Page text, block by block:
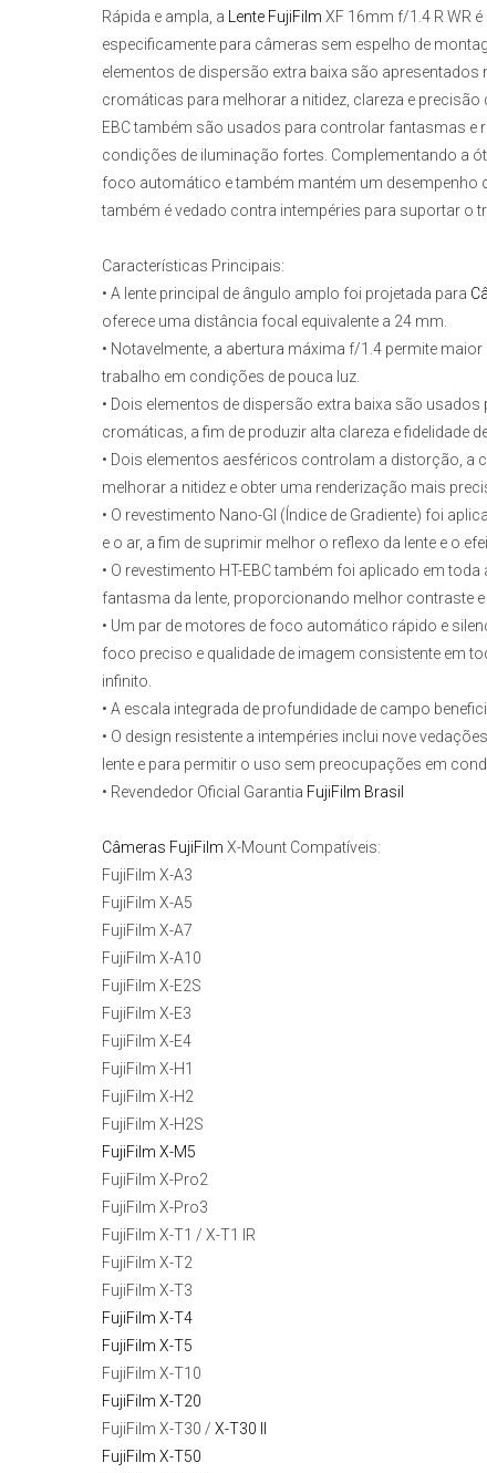
Rápida e ampla, a Lente FujiFilm XF 16mm f/1.4 R WR
especificamente para câmeras sem espelho de
elementos de dispersão extra baixa são
cromáticas para melhorar a nitidez, clareza e
EBC também são usados para controlar fantasmas e
condições de iluminação fortes. Complementando a
foco automático e também mantém um desempenho
também é vedado contra intempéries para suportar o
Características Principais:
• A lente principal de ângulo amplo foi projetada para
oferece uma distância focal equivalente a 24 mm.
• Notavelmente, a abertura máxima f/1.4 permite
trabalho em condições de pouca luz.
• Dois elementos de dispersão extra baixa são
cromáticas, a fim de produzir alta clareza e fidelidade
• Dois elementos aesféricos controlam a distorção, a
melhorar a nitidez e obter uma renderização mais
• O revestimento Nano-GI (Índice de Gradiente) foi
e o ar, a fim de suprimir melhor o reflexo da lente e o
• O revestimento HT-EBC também foi aplicado em
fantasma da lente, proporcionando melhor contraste
• Um par de motores de foco automático rápido e
foco preciso e qualidade de imagem consistente em
infinito.
• A escala integrada de profundidade de campo
• O design resistente a intempéries inclui nove
lente e para permitir o uso sem preocupações em
• Revendedor Oficial Garantia FujiFilm Brasil
Câmeras FujiFilm X-Mount Compatíveis:
FujiFilm X-A3
FujiFilm X-A5
FujiFilm X-A7
FujiFilm X-A10
FujiFilm X-E2S
FujiFilm X-E3
FujiFilm X-E4
FujiFilm X-H1
FujiFilm X-H2
FujiFilm X-H2S
FujiFilm X-M5
FujiFilm X-Pro2
FujiFilm X-Pro3
FujiFilm X-T1 / X-T1 IR
FujiFilm X-T2
FujiFilm X-T3
FujiFilm X-T4
FujiFilm X-T5
FujiFilm X-T10
FujiFilm X-T20
FujiFilm X-T30 / X-T30 II
FujiFilm X-T50